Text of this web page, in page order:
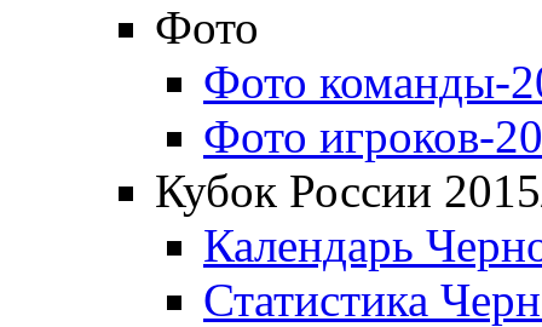
Фото
Фото команды-
Фото игроков-
Кубок России
Календарь
Статистика